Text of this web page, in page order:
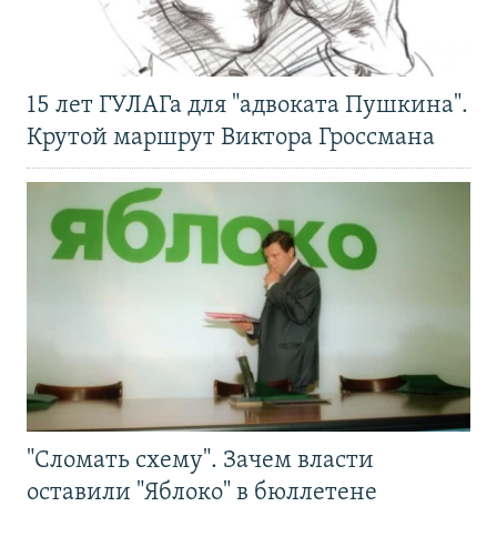
15 лет ГУЛАГа для "адвоката Пушкина".
Крутой маршрут Виктора Гроссмана
"Сломать схему". Зачем власти
оставили "Яблоко" в бюллетене